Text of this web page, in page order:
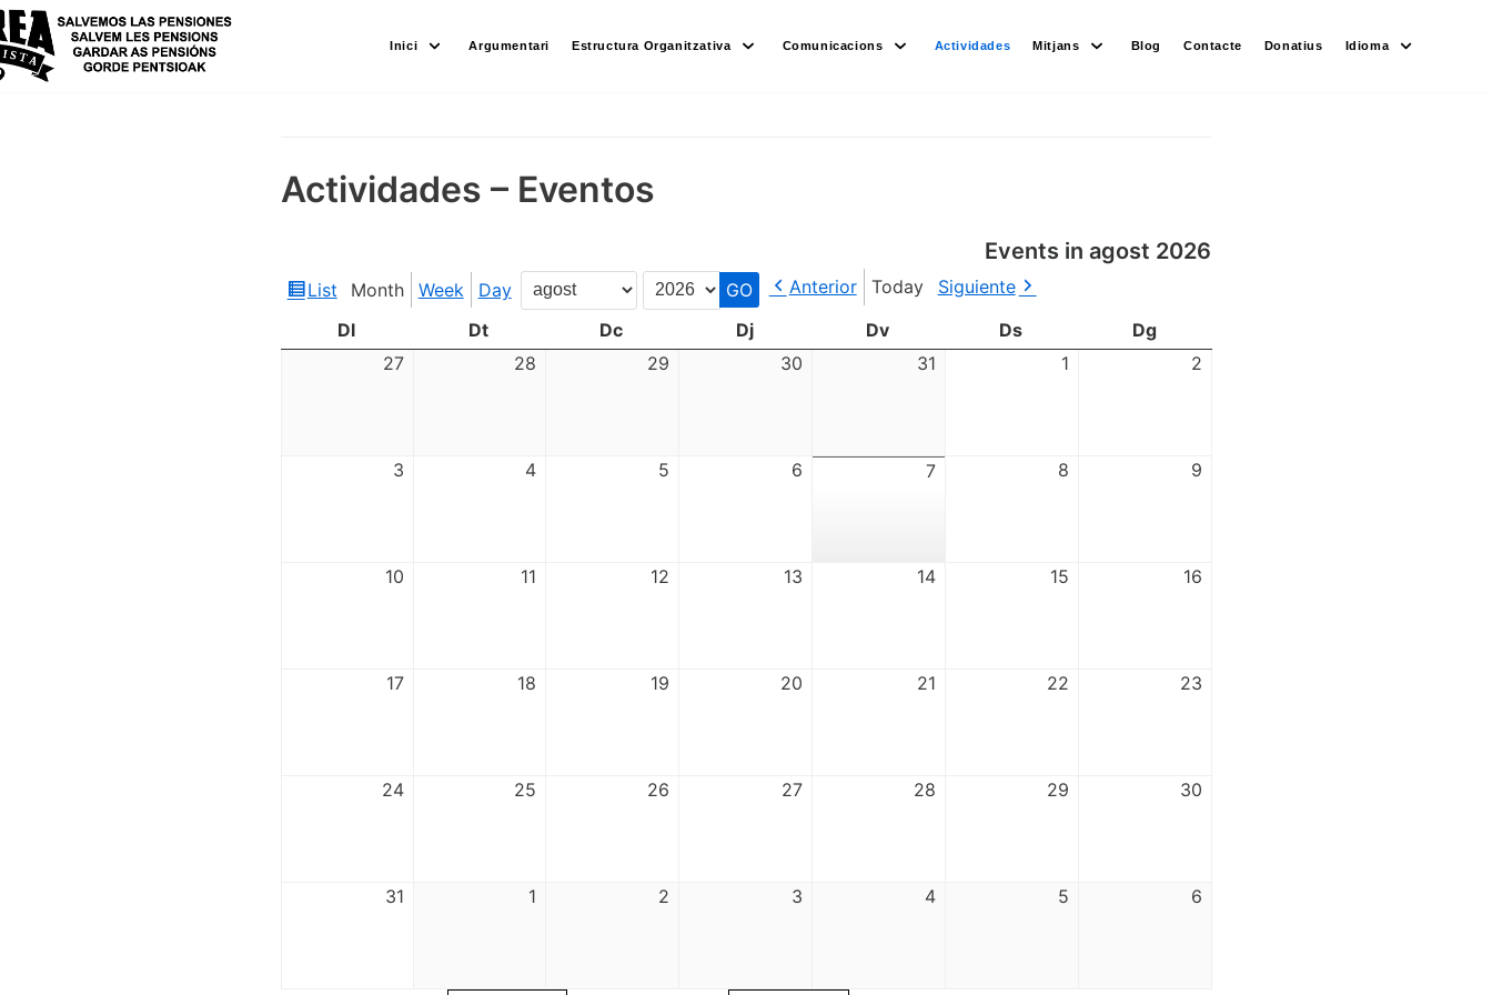
Skip
to
content
Inici Argumentari Estructura Organitzativa Comunicacions Actividades Mitjans Blog Contacte Donatius Idioma
Actividades – Eventos
Events in agost 2026
View
List Month Week Day
Month
Year
Anterior Today
Siguiente
Dl
Dt Dc Dj Dv Ds
Dg
27
28 29 30 31 1 2
3 4 5 6 7 8 9
10 11 12 13 14 15 16
17 18 19 20 21 22 23
24 25 26 27 28 29 30
31 1 2 3 4 5 6